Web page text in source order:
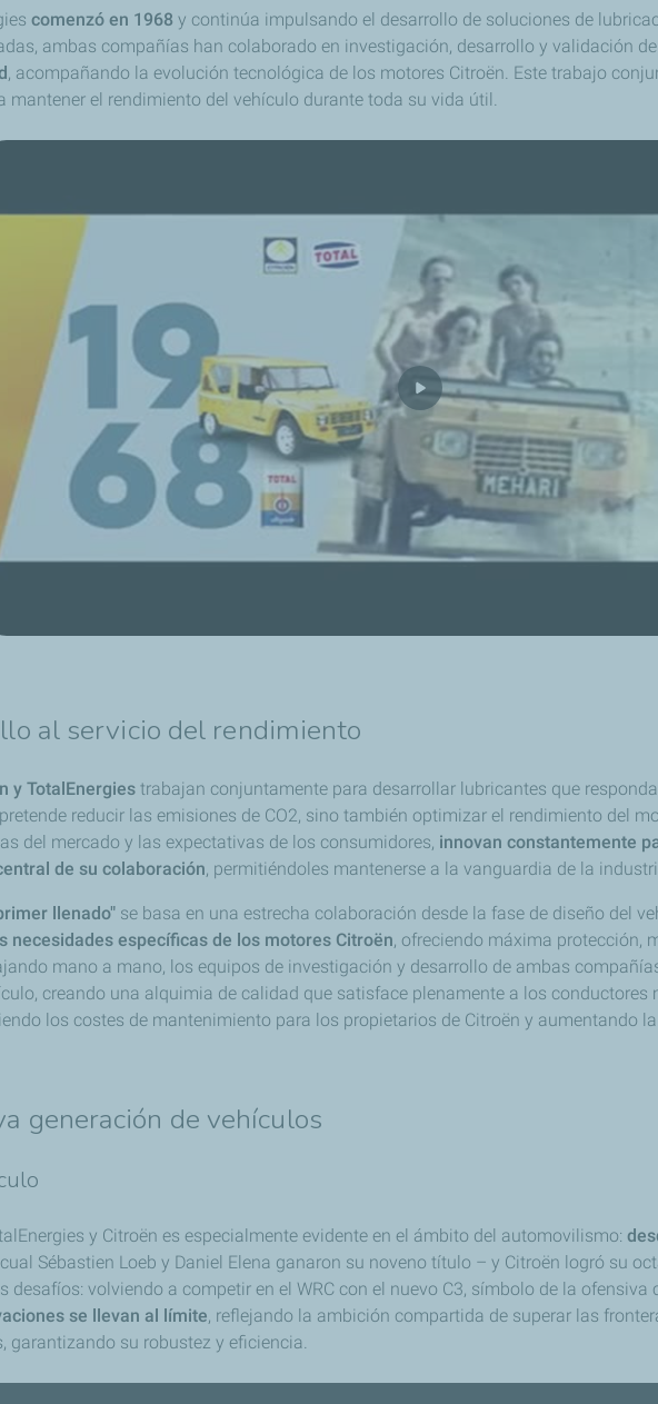
comenzó en 1968 y continúa impulsando el desarrollo de soluciones de
ambas compañías han colaborado en investigación, desarrollo y validación
, acompañando la evolución tecnológica de los motores Citroën. Este trabajo
mantener el rendimiento del vehículo durante toda su vida útil.
al servicio del rendimiento
y TotalEnergies trabajan conjuntamente para desarrollar lubricantes que
reducir las emisiones de CO2, sino también optimizar el rendimiento del
del mercado y las expectativas de los consumidores, innovan constantemente
de su colaboración, permitiéndoles mantenerse a la vanguardia de la
llenado" se basa en una estrecha colaboración desde la fase de diseño del
necesidades específicas de los motores Citroën, ofreciendo máxima protección,
mano a mano, los equipos de investigación y desarrollo de ambas
creando una alquimia de calidad que satisface plenamente a los
los costes de mantenimiento para los propietarios de Citroën y aumentando
generación de vehículos
y Citroën es especialmente evidente en el ámbito del automovilismo:
Sébastien Loeb y Daniel Elena ganaron su noveno título – y Citroën logró su
desafíos: volviendo a competir en el WRC con el nuevo C3, símbolo de la ofensiva
se llevan al límite, reflejando la ambición compartida de superar las
garantizando su robustez y eficiencia.